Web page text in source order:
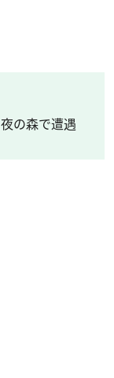
の森で遭遇